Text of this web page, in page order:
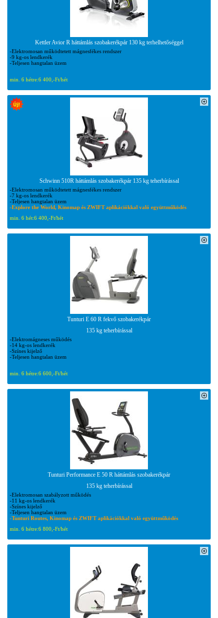
Kettler Avior R háttámlás szobakerékpár 130 kg terhelhetőséggel
-Elektromosan működtetett mágnesfékes rendszer
-9 kg-os lendkerék
-Teljesen hangtalan üzem
min. 6 hétre:6 400,-Ft/hét
Schwinn 510R háttámlás szobakerékpár 135 kg teherbírással
-Elektromosan működtetett mágnesfékes rendszer
-7 kg-os lendkerék
-Teljesen hangtalan üzem
-Explore the World, Kinomap és ZWIFT aplikációkkal való együttműködés
min. 6 hét:6 400,-Ft/hét
Tunturi E 60 R fekvő szobakerékpár
135 kg teherbírással
-Elektromágneses működés
-14 kg-os lendkerék
-Színes kijelző
-Teljesen hangtalan üzem
min. 6 hétre:6 600,-Ft/hét
Tunturi Performance E 50 R háttámlás szobakerékpár
135 kg teherbírással
-Elektromosan szabályzott működés
-11 kg-os lendkerék
-Színes kijelző
-Teljesen hangtalan üzem
-Tunturi Routes, Kinomap és ZWIFT aplikációkkal való együttműködés
min. 6 hétre:6 800,-Ft/hét